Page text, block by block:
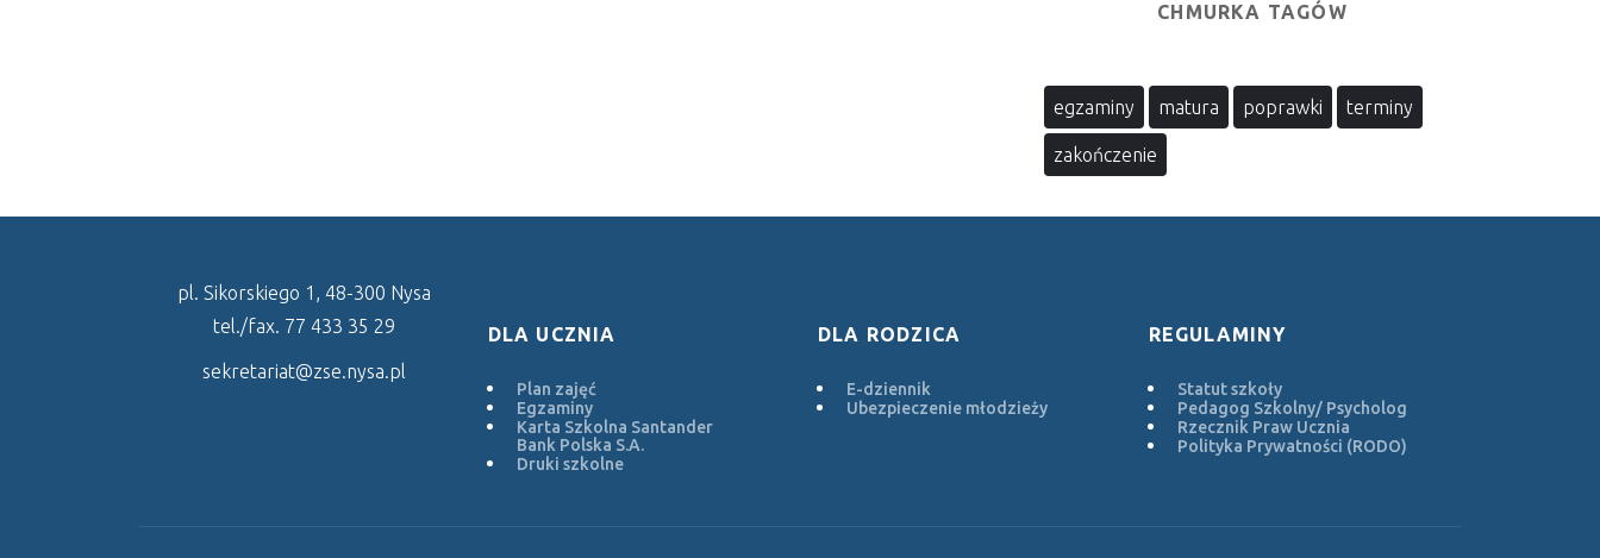
CHMURKA TAGÓW
egzaminy matura poprawki terminy
zakończenie
pl. Sikorskiego 1, 48-300 Nysa
tel./fax. 77 433 35 29
sekretariat@zse.nysa.pl
DLA UCZNIA
Plan zajęć
Egzaminy
Karta Szkolna Santander
Bank Polska S.A.
Druki szkolne
DLA RODZICA
E-dziennik
Ubezpieczenie młodzieży
REGULAMINY
Statut szkoły
Pedagog Szkolny/ Psycholog
Rzecznik Praw Ucznia
Polityka Prywatności (RODO)